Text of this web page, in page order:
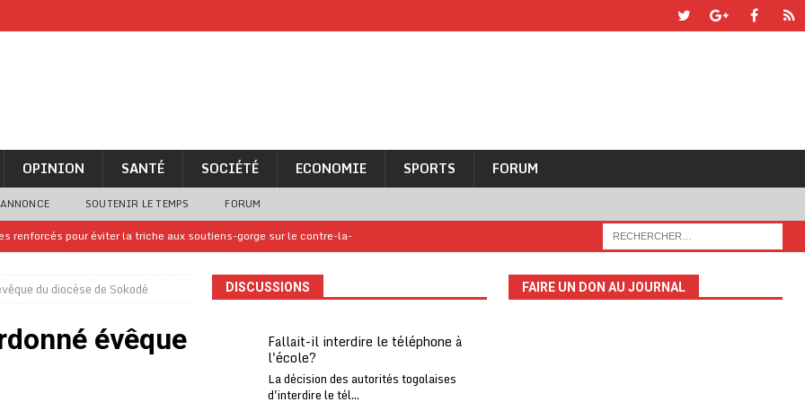
OPINION SANTÉ SOCIÉTÉ ECONOMIE SPORTS FORUM
SOUTENIR LE TEMPS FORUM
renforcés pour éviter la triche aux soutiens-gorge sur le contre-la-
confirme sa présence à la fête nationale
A LA UNE
jours de congés en Grèce
billet de loterie gagnant que son propriétaire avait envoyé à un proche
du diocèse de Sokodé
évêque
DISCUSSIONS
Fallait-il interdire le téléphone à
l'école?
La décision des autorités togolaises
d'interdire le tél...
FAIRE UN DON AU JOURNAL